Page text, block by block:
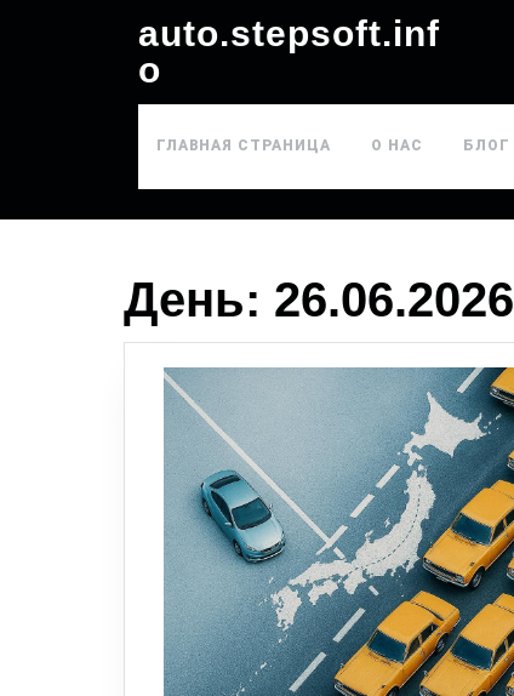
auto.stepsoft.inf
o
ГЛАВНАЯ СТРАНИЦА О НАС БЛОГ
День: 26.06.2026